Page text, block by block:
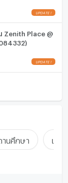
UPDATE !
Zenith Place @
UPDATE !
านศึกษา แหล่